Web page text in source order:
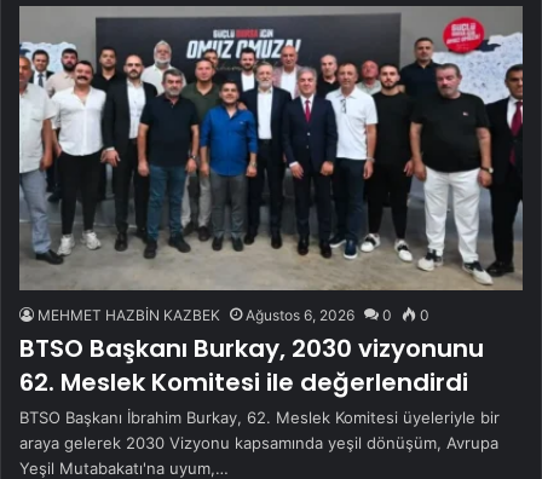
MEHMET HAZBİN KAZBEK Ağustos 6, 2026 0 0
BTSO Başkanı Burkay, 2030 vizyonunu
62. Meslek Komitesi ile değerlendirdi
BTSO Başkanı İbrahim Burkay, 62. Meslek Komitesi üyeleriyle bir
araya gelerek 2030 Vizyonu kapsamında yeşil dönüşüm, Avrupa
Yeşil Mutabakatı'na uyum,…